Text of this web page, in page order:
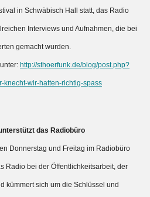
in Schwäbisch Hall statt, das Radio
Interviews und Aufnahmen, die bei
gemacht wurden.
http://sthoerfunk.de/blog/post.php?
knecht-wir-hatten-richtig-spass
das Radiobüro
Donnerstag und Freitag im Radiobüro
Radio bei der Öffentlichkeitsarbeit, der
kümmert sich um die Schlüssel und